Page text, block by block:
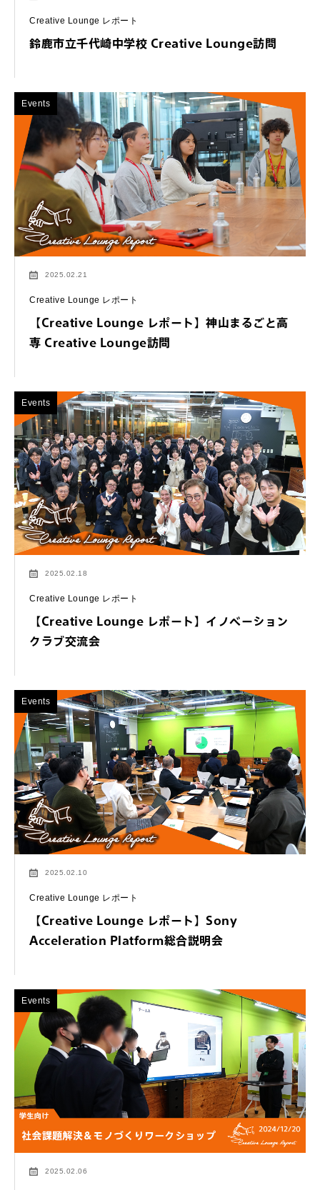
Creative Lounge レポート
鈴鹿市立千代崎中学校 Creative Lounge訪問
Events
2025.02.21
Creative Lounge レポート
【Creative Lounge レポート】神山まるごと高
専 Creative Lounge訪問
Events
2025.02.18
Creative Lounge レポート
【Creative Lounge レポート】イノベーション
クラブ交流会
Events
2025.02.10
Creative Lounge レポート
【Creative Lounge レポート】Sony
Acceleration Platform総合説明会
Events
2025.02.06